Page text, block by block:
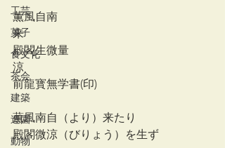
工芸
菓子
食文化
茶会
建築
造園
動物
薫風自南
来
殿閣生微量
涼
前龍寳無学書(印)
薫風南自（より）来たり
殿閣微涼（びりょう）を生ず